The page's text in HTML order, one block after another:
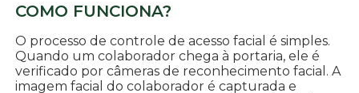
COMO FUNCIONA?
O processo de controle de acesso facial é simples.
Quando um colaborador chega à portaria, ele é
verificado por câmeras de reconhecimento facial. A
imagem facial do colaborador é capturada e